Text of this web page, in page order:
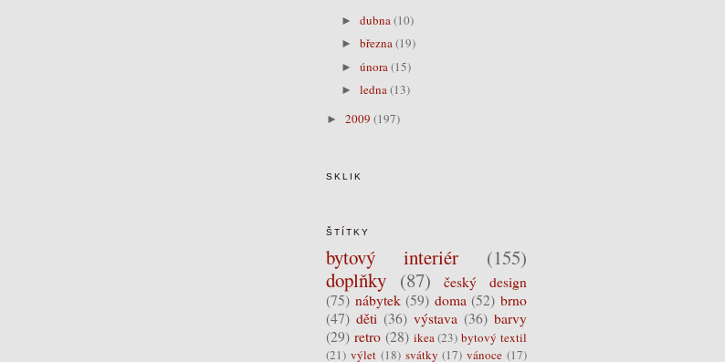
► dubna (10)
► března(19)
► února (15)
► ledna(13)
► 2009 (197)
SKLIK
ŠTÍTKY
bytový interiér
(155)
doplňky (87)
český design
(75) nábytek (59) doma (52) brno
(47) děti (36) výstava (36) barvy
(29) retro (28) ikea (23) bytový textil
(21) výlet (18) svátky (17) vánoce (17)